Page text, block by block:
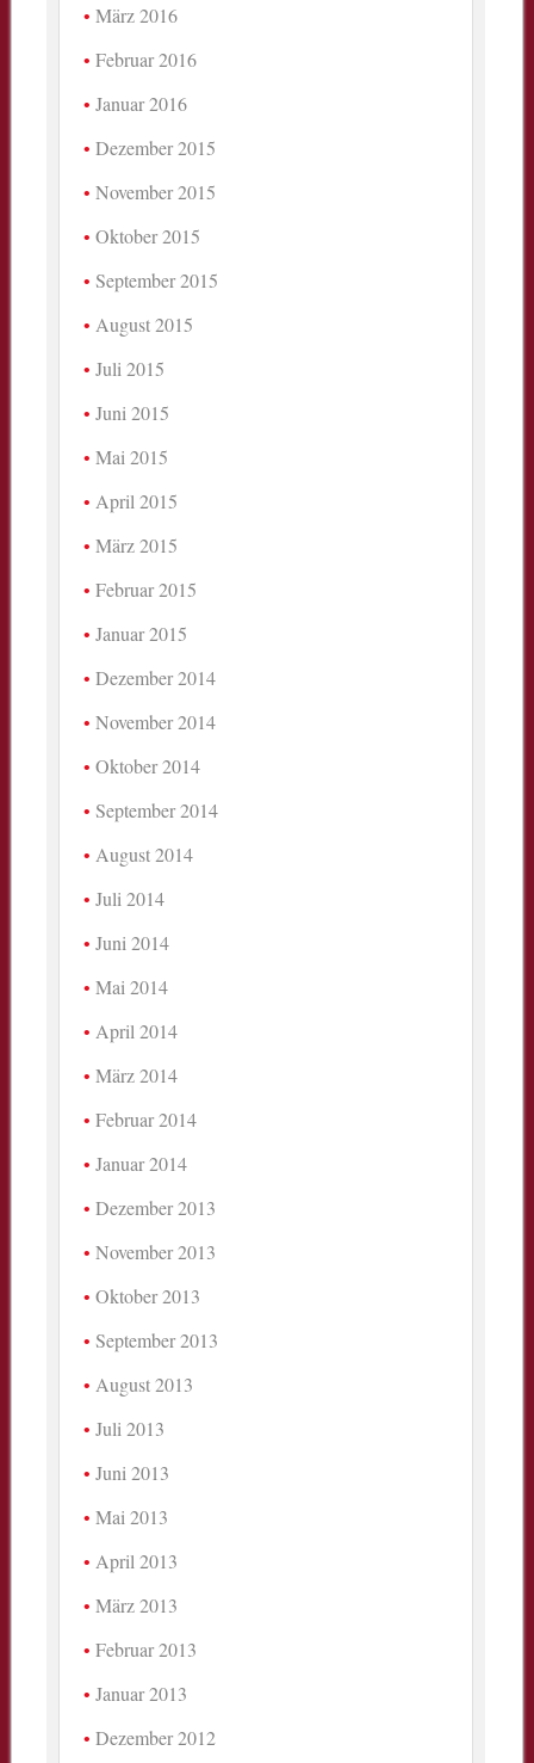
März 2016
Februar 2016
Januar 2016
Dezember 2015
November 2015
Oktober 2015
September 2015
August 2015
Juli 2015
Juni 2015
Mai 2015
April 2015
März 2015
Februar 2015
Januar 2015
Dezember 2014
November 2014
Oktober 2014
September 2014
August 2014
Juli 2014
Juni 2014
Mai 2014
April 2014
März 2014
Februar 2014
Januar 2014
Dezember 2013
November 2013
Oktober 2013
September 2013
August 2013
Juli 2013
Juni 2013
Mai 2013
April 2013
März 2013
Februar 2013
Januar 2013
Dezember 2012